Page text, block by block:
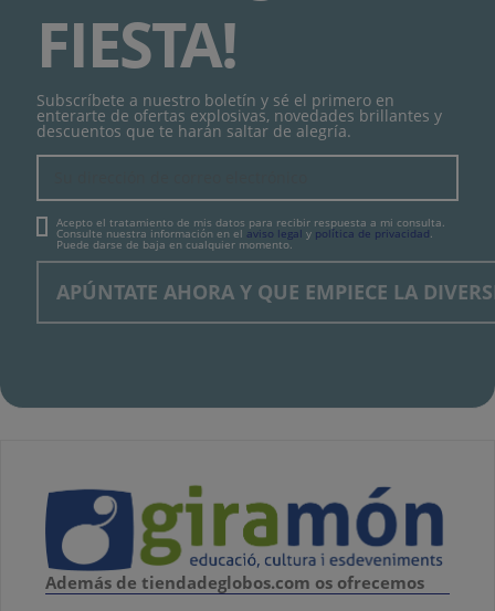
FIESTA!
Subscríbete a nuestro boletín y sé el primero en
enterarte de ofertas explosivas, novedades brillantes y
descuentos que te harán saltar de alegría.
Acepto el tratamiento de mis datos para recibir respuesta a mi consulta.
Consulte nuestra información en el aviso legal y política de privacidad
Puede darse de baja en cualquier momento.
Además de tiendadeglobos.com os ofrecemos